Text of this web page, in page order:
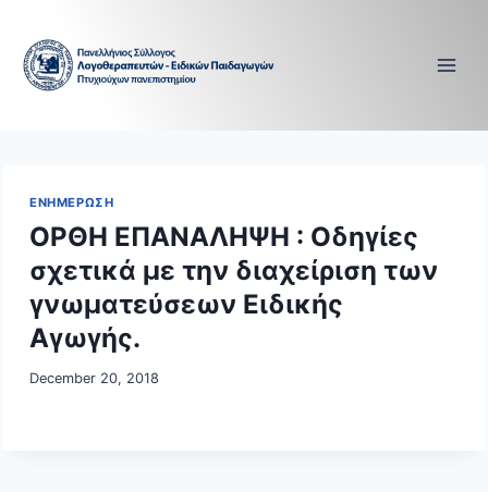
content
ΕΝΗΜΕΡΩΣΗ
ΟΡΘΗ ΕΠΑΝΑΛΗΨΗ : Οδηγίες
σχετικά με την διαχείριση των
γνωματεύσεων Ειδικής
Αγωγής.
December 20, 2018